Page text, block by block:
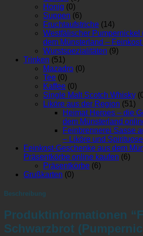
Honig (0)
Suppen (6)
Fruchtaufstriche (14)
Westfälischer Pumpernickel
dem Münsterland –
Wurstspezialitäten (9)
Trinken (51)
Mazadro (0)
Tee (0)
Kaffee (0)
Single Malt Scotch Whisky
Liköre aus der Region (51)
Heimat Heroes – die
dem Münsterland
Feinbrennerei Sasse
– Liköre und
Feinkost-Geschenke aus dem
Präsentkörbe online kaufen (6)
Präsentkörbe (6)
Grußkarten (0)
Beschreibung
Produktinformationen
Schwarzbrot